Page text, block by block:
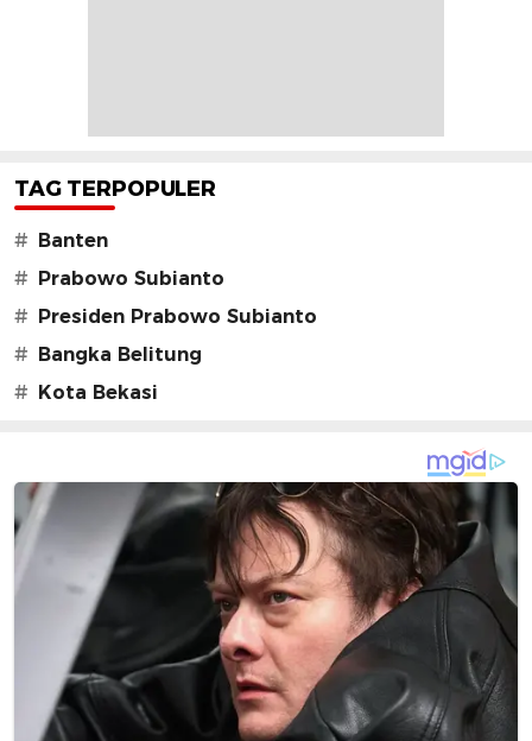
TAG TERPOPULER
# Banten
# Prabowo Subianto
# Presiden Prabowo Subianto
# Bangka Belitung
# Kota Bekasi